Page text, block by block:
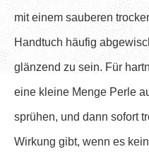
mit einem sauberen
Handtuch häufig
glänzend zu sein. Für
eine kleine Menge Perle
sprühen, und dann sofort
Wirkung gibt, wenn es